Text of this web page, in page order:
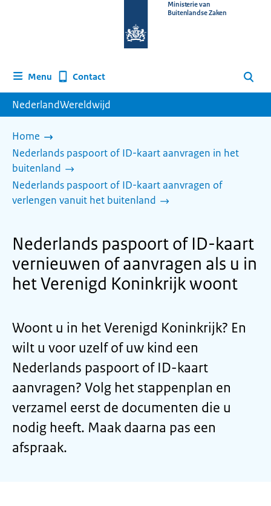
homepage
Ministerie van
Buitenlandse Zaken
Menu Contact Zoeken
NederlandWereldwijd
Home
Nederlands paspoort of ID-kaart aanvragen in het
buitenland
Nederlands paspoort of ID-kaart aanvragen of
verlengen vanuit het buitenland
Nederlands paspoort of ID-kaart
vernieuwen of aanvragen als u in
het Verenigd Koninkrijk woont
Woont u in het Verenigd Koninkrijk? En
wilt u voor uzelf of uw kind een
Nederlands paspoort of ID-kaart
aanvragen? Volg het stappenplan en
verzamel eerst de documenten die u
nodig heeft. Maak daarna pas een
afspraak.